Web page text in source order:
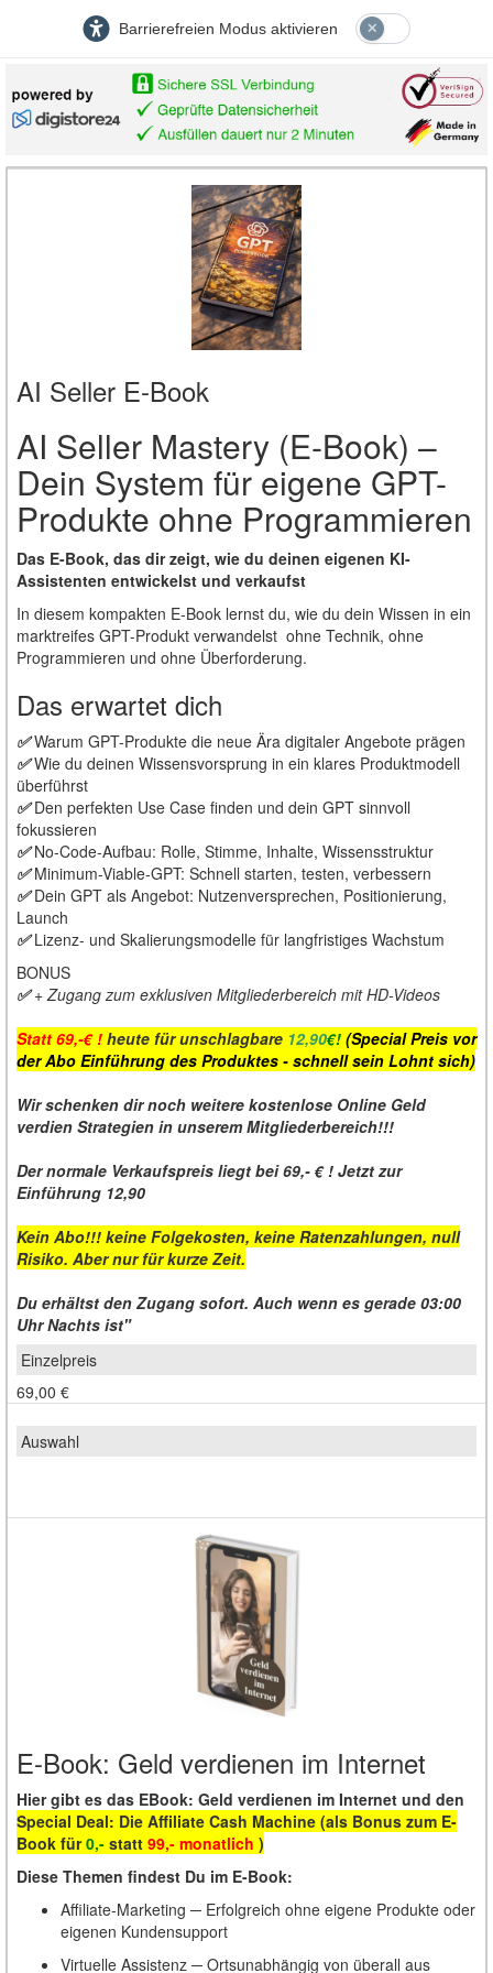
Barrierefreien Modus aktivieren
AI Seller E-Book
AI Seller Mastery (E-Book) –
Dein System für eigene GPT-
Produkte ohne Programmieren
Das E-Book, das dir zeigt, wie du deinen eigenen KI-
Assistenten entwickelst und verkaufst
In diesem kompakten E-Book lernst du, wie du dein Wissen in ein
marktreifes GPT-Produkt verwandelst ohne Technik, ohne
Programmieren und ohne Überforderung.
Das erwartet dich
✅Warum GPT-Produkte die neue Ära digitaler Angebote prägen
✅Wie du deinen Wissensvorsprung in ein klares Produktmodell
überführst
✅Den perfekten Use Case finden und dein GPT sinnvoll
fokussieren
✅No-Code-Aufbau: Rolle, Stimme, Inhalte, Wissensstruktur
✅Minimum-Viable-GPT: Schnell starten, testen, verbessern
✅Dein GPT als Angebot: Nutzenversprechen, Positionierung,
Launch
✅Lizenz- und Skalierungsmodelle für langfristiges Wachstum
BONUS
✅+ Zugang zum exklusiven Mitgliederbereich mit HD-Videos
Statt 69,-€ ! heute für unschlagbare 12,90€! (Special Preis vor
der Abo Einführung des Produktes - schnell sein Lohnt sich)
Wir schenken dir noch weitere kostenlose Online Geld
verdien Strategien in unserem Mitgliederbereich!!!
Der normale Verkaufspreis liegt bei 69,- € ! Jetzt zur
Einführung 12,90
Kein Abo!!! keine Folgekosten, keine Ratenzahlungen, null
Risiko. Aber nur für kurze Zeit.
Du erhältst den Zugang sofort. Auch wenn es gerade 03:00
Uhr Nachts ist"
69,00 €
E-Book: Geld verdienen im Internet
Hier gibt es das EBook: Geld verdienen im Internet und den
Special Deal: Die Affiliate Cash Machine (als Bonus zum E-
Book für0,- statt 99,- monatlich )
Diese Themen findest Du im E-Book:
Affiliate-Marketing ─ Erfolgreich ohne eigene Produkte oder
eigenen Kundensupport
Virtuelle Assistenz ─ Ortsunabhängig von überall aus